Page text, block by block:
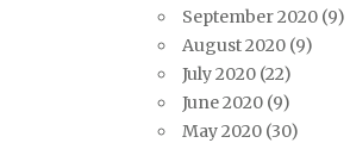
September 2020(9)
August 2020(9)
July 2020(22)
June 2020(9)
May 2020(30)